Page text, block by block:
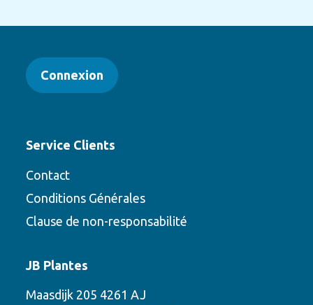
options suivantes
Connexion
Service Clients
Contact
Conditions Générales
Clause de non-responsabilité
JB Plantes
Maasdijk 205 4261 AJ